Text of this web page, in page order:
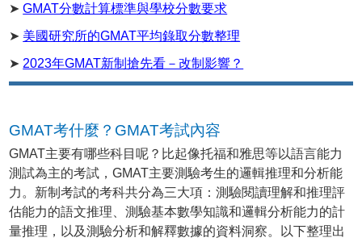
➤GMAT分數計算標準與學校分數要求
➤ 美國研究所的GMAT平均錄取分數整理
➤ 2023年GMAT新制搶先看－改制影響？
GMAT考什麼？GMAT考試內容
GMAT主要有哪些科目呢？比起像托福和雅思等以語言能力
測試為主的考試，GMAT主要測驗考生的邏輯推理和分析能
力。新制考試的考科共分為三大項：測驗閱讀理解和推理評
估能力的語文推理、測驗基本數學知識和邏輯分析能力的計
量推理，以及測驗分析和解釋數據的資料洞察。以下整理出